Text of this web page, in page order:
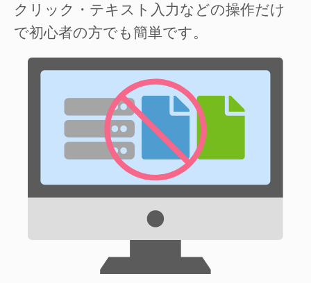
クリック・テキスト入力などの操作だけ
で初心者の方でも簡単です。